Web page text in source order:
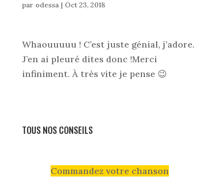
par odessa| Oct 23, 2018
Whaouuuuu ! C’est juste génial, j’adore.
J’en ai pleuré dites donc !Merci
infiniment. À très vite je pense 😉
TOUS NOS CONSEILS
Commandez votre chanson